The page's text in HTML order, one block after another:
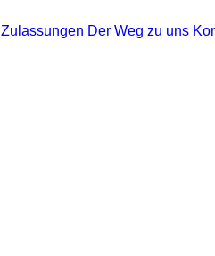
Zulassungen Der Weg zu uns